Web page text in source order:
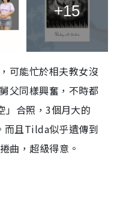
+15
可能忙於相夫教女沒
父同樣興奮，不時都
」合照，3個月大的
而且Tilda似乎遺傳到
曲，超級得意。